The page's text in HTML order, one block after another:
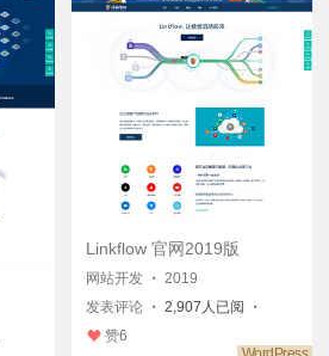
Linkflow 官网2019版
网站开发 ・ 2019
发表评论 ・ 2,907人已阅 ・
赞6